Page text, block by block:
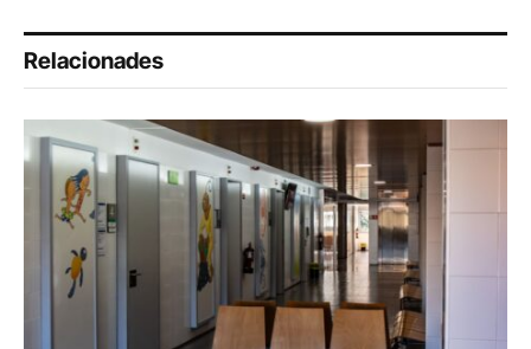
Relacionades